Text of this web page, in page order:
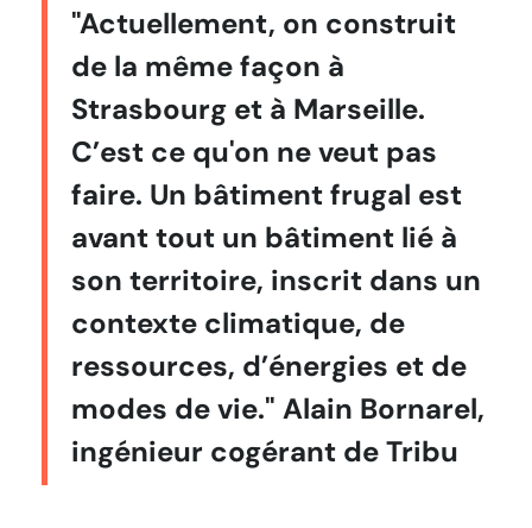
"Actuellement, on construit
de la même façon à
Strasbourg et à Marseille.
C’est ce qu'on ne veut pas
faire. Un bâtiment frugal est
avant tout un bâtiment lié à
son territoire, inscrit dans un
contexte climatique, de
ressources, d’énergies et de
modes de vie." Alain Bornarel,
ingénieur cogérant de Tribu